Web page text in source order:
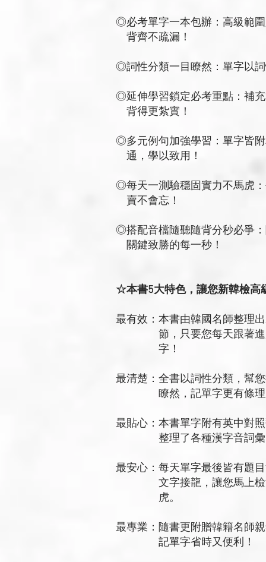
◎必考單字一本包辦：高級範
背齊不疏漏！
◎詞性分類一目瞭然：單字以
◎延伸學習鎖定必考重點：補
背得更紮實！
◎多元例句加強學習：單字皆
通，學以致用！
◎每天一測驗穩固實力不馬虎
賣不會忘！
◎搭配音檔隨聽隨背分秒必爭
關鍵致勝的每一秒！
☆本書5大特色，讓您新韓檢高
最有效：本書由韓國名師整理
節，只要您每天跟著進度
字！
最清楚：全書以詞性分類，幫
瞭然，記單字更有條理
最貼心：本書單字附有英中對
整理了各種漢字音詞彙，
最安心：每天單字最後皆有題
文字接龍，讓您馬上檢測
虎。
最專業：隨書更附贈韓籍名師
記單字省時又便利！